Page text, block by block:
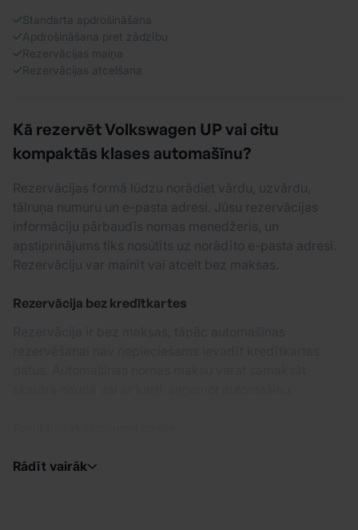
Standarta apdrošināšana
Apdrošināšana pret zādzību
Rezervācijas maiņa
Rezervācijas atcelšana
Kā rezervēt Volkswagen UP vai citu
kompaktās klases automašīnu?
Rezervācijas formā lūdzu norādiet vārdu, uzvārdu,
tālruņa numuru un e-pasta adresi. Jūsu rezervācijas
informāciju pārbaudīs nomas menedžeris, un
apstiprinājums tiks nosūtīts uz norādīto e-pasta adresi.
Rezervāciju var mainīt vai atcelt bez maksas.
Rezervācija bez kredītkartes
Rādīt vairāk